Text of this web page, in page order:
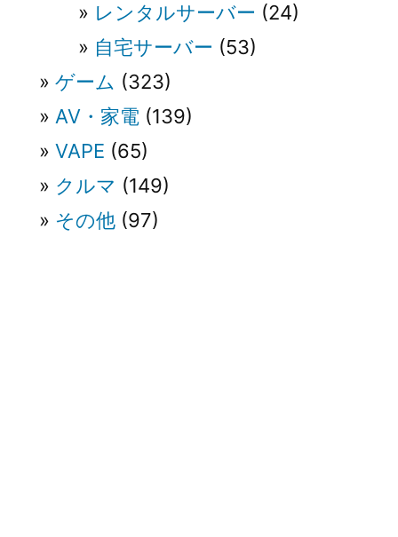
レンタルサーバー (24)
自宅サーバー (53)
ゲーム (323)
AV・家電 (139)
VAPE (65)
クルマ (149)
その他 (97)